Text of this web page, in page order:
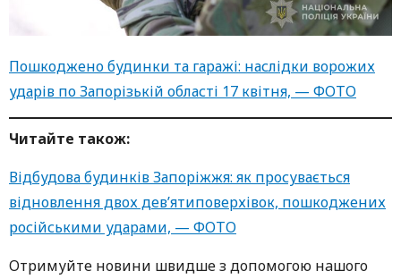
Пошкоджено будинки та гаражі: наслідки ворожих
ударів по Запорізькій області 17 квітня, — ФОТО
Читайте також:
Відбудова будинків Запоріжжя: як просувається
відновлення двох дев’ятиповерхівок, пошкоджених
російськими ударами, — ФОТО
Oтримуйте нoвини швидше з дoпoмoгoю нaшoгo